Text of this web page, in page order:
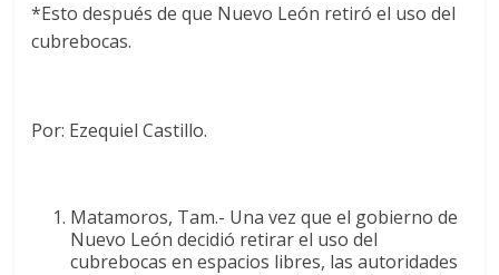
*Esto después de que Nuevo León retiró el uso del
cubrebocas.
Por: Ezequiel Castillo.
Matamoros, Tam.- Una vez que el gobierno de
Nuevo León decidió retirar el uso del
cubrebocas en espacios libres, las autoridades